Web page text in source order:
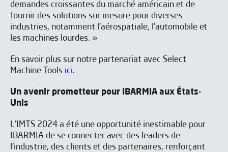
demandes croissantes du marché américain et de
fournir des solutions sur mesure pour diverses
industries, notamment l'aérospatiale, l'automobile et
les machines lourdes. »
En savoir plus sur notre partenariat avec Select
Machine Tools ici.
Un avenir prometteur pour IBARMIA aux États-
Unis
L'IMTS 2024 a été une opportunité inestimable pour
IBARMIA de se connecter avec des leaders de
l'industrie, des clients et des partenaires, renforçant